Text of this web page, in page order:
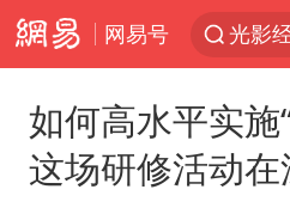
网易号
如何高水平实施
这场研修活动